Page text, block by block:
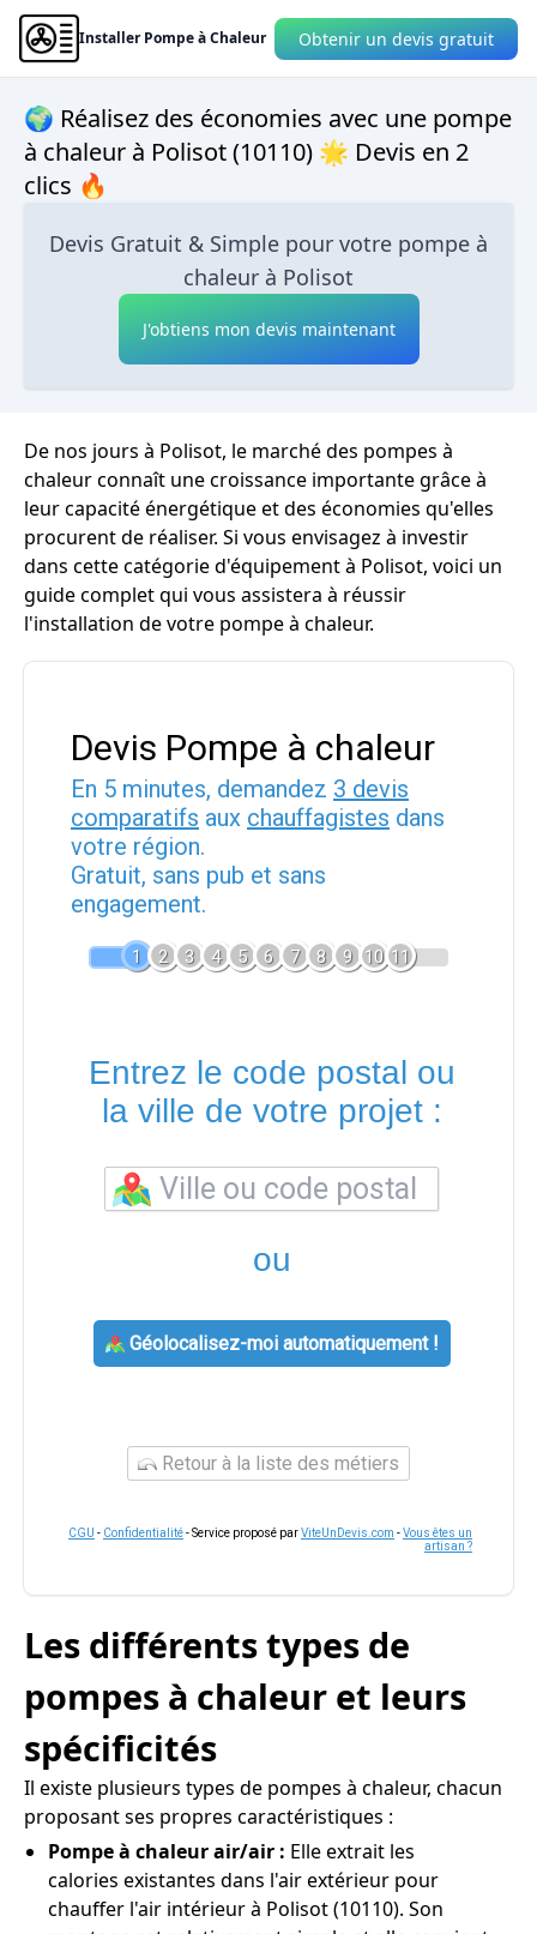
Installer Pompe à Chaleur Obtenir un devis gratuit
🌍 Réalisez des économies avec une pompe
à chaleur à Polisot (10110) 🌟 Devis en 2
clics 🔥
Devis Gratuit & Simple pour votre pompe à
chaleur à Polisot
J'obtiens mon devis maintenant
De nos jours à Polisot, le marché des pompes à
chaleur connaît une croissance importante grâce à
leur capacité énergétique et des économies qu'elles
procurent de réaliser. Si vous envisagez à investir
dans cette catégorie d'équipement à Polisot, voici un
guide complet qui vous assistera à réussir
l'installation de votre pompe à chaleur.
Devis Pompe à chaleur
En 5 minutes, demandez 3 devis
comparatifs aux chauffagistes dans
votre région.
Gratuit, sans pub et sans
engagement.
1 2 3 4 5 6 7 8 9 10 11
Entrez le code postal ou
la ville de votre projet :
ou
Géolocalisez-moi automatiquement !
Retour à la liste des métiers
CGU - Confidentialité- Service proposé parViteUnDevis.com -Vous êtes un
artisan ?
Les différents types de
pompes à chaleur et leurs
spécificités
Il existe plusieurs types de pompes à chaleur, chacun
proposant ses propres caractéristiques :
Pompe à chaleur air/air : Elle extrait les
calories existantes dans l'air extérieur pour
chauffer l'air intérieur à Polisot (10110). Son